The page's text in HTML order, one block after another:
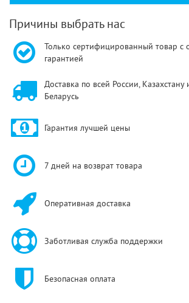
Причины выбрать нас
Только сертифицированный товар с
гарантией
Доставка по всей России, Казахстану
Беларусь
Гарантия лучшей цены
7 дней на возврат товара
Оперативная доставка
Заботливая служба поддержки
Безопасная оплата